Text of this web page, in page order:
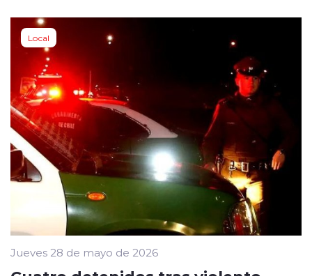
Local
Jueves 28 de mayo de 2026